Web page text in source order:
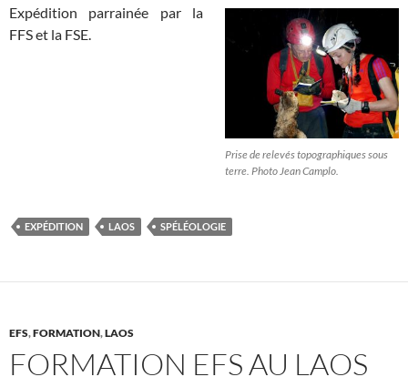
Prise de relevés topographiques sous
terre. Photo Jean Camplo.
Expédition parrainée par la
FFS et la FSE.
EXPÉDITION LAOS SPÉLÉOLOGIE
EFS,FORMATION,LAOS
FORMATION EFS AU LAOS